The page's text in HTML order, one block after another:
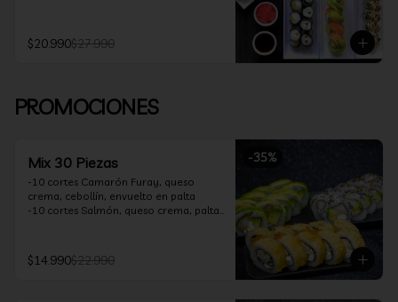
$20.990$27.990
PROMOCIONES
-35%
Mix 30 Piezas
-10 cortes Camarón Furay, queso
crema, cebollín, envuelto en palta
-10 cortes Salmón, queso crema, palta,
cebollín, frito en tempura
*Incluye 2 soya 30ml / 2 palitos / 1 salsa
$14.990$22.990